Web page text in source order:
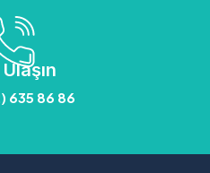
635 86 86